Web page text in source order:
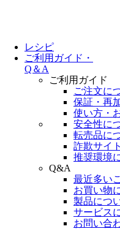
レシピ
ご利用ガイド・
Q＆A
ご利用ガイド
ご注文に
保証・再
使い方・
安全性に
転売品に
詐欺サイ
推奨環境
Q&A
最近多い
お買い物
製品につ
サービス
お問い合